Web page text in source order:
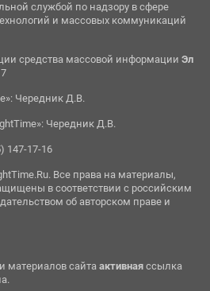
службой по надзору в сфере
и массовых коммуникаций
средства массовой информации Эл
Чередник Д.В.
Чередник Д.В.
147-17-16
Все права на материалы,
в соответствии с российским
об авторском праве и
материалов сайта активнаяссылка